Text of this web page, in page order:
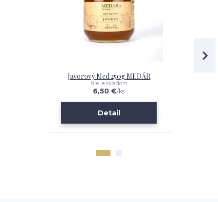
Javorový Med 250g MEDÁR
6,50 €/ks
Nie je skladom
Detail